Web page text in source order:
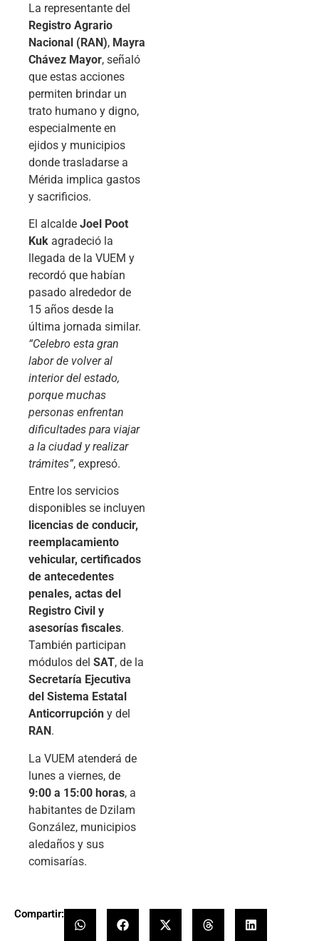
La representante del
Registro Agrario
Nacional (RAN), Mayra
Chávez Mayor, señaló
que estas acciones
permiten brindar un
trato humano y digno,
especialmente en
ejidos y municipios
donde trasladarse a
Mérida implica gastos
y sacrificios.
El alcalde Joel Poot
Kuk agradeció la
llegada de la VUEM y
recordó que habían
pasado alrededor de
15 años desde la
última jornada similar.
“Celebro esta gran
labor de volver al
interior del estado,
porque muchas
personas enfrentan
dificultades para viajar
a la ciudad y realizar
trámites”, expresó.
Entre los servicios
disponibles se incluyen
licencias de conducir,
reemplacamiento
vehicular, certificados
de antecedentes
penales, actas del
Registro Civil y
asesorías fiscales.
También participan
módulos del SAT, de la
Secretaría Ejecutiva
del Sistema Estatal
Anticorrupción y del
RAN .
La VUEM atenderá de
lunes a viernes, de
9:00 a 15:00 horas, a
habitantes de Dzilam
González, municipios
aledaños y sus
comisarías.
Compartir: